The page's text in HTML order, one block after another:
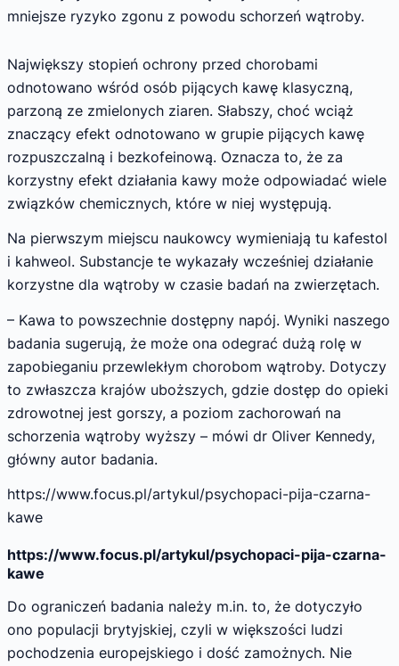
mniejsze ryzyko zgonu z powodu schorzeń wątroby.
Największy stopień ochrony przed chorobami
odnotowano wśród osób pijących kawę klasyczną,
parzoną ze zmielonych ziaren. Słabszy, choć wciąż
znaczący efekt odnotowano w grupie pijących kawę
rozpuszczalną i bezkofeinową. Oznacza to, że za
korzystny efekt działania kawy może odpowiadać wiele
związków chemicznych, które w niej występują.
Na pierwszym miejscu naukowcy wymieniają tu kafestol
i kahweol. Substancje te wykazały wcześniej działanie
korzystne dla wątroby w czasie badań na zwierzętach.
– Kawa to powszechnie dostępny napój. Wyniki naszego
badania sugerują, że może ona odegrać dużą rolę w
zapobieganiu przewlekłym chorobom wątroby. Dotyczy
to zwłaszcza krajów uboższych, gdzie dostęp do opieki
zdrowotnej jest gorszy, a poziom zachorowań na
schorzenia wątroby wyższy – mówi dr Oliver Kennedy,
główny autor badania.
https://www.focus.pl/artykul/psychopaci-pija-czarna-
kawe
https://www.focus.pl/artykul/psychopaci-pija-czarna-
kawe
Do ograniczeń badania należy m.in. to, że dotyczyło
ono populacji brytyjskiej, czyli w większości ludzi
pochodzenia europejskiego i dość zamożnych. Nie